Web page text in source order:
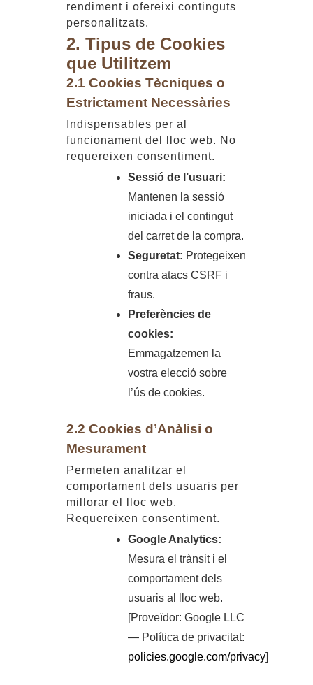
rendiment i ofereixi continguts
personalitzats.
2. Tipus de Cookies
que Utilitzem
2.1 Cookies Tècniques o
Estrictament Necessàries
Indispensables per al
funcionament del lloc web. No
requereixen consentiment.
Sessió de l’usuari:
Mantenen la sessió
iniciada i el contingut
del carret de la compra.
Seguretat: Protegeixen
contra atacs CSRF i
fraus.
Preferències de
cookies:
Emmagatzemen la
vostra elecció sobre
l’ús de cookies.
2.2 Cookies d’Anàlisi o
Mesurament
Permeten analitzar el
comportament dels usuaris per
millorar el lloc web.
Requereixen consentiment.
Google Analytics:
Mesura el trànsit i el
comportament dels
usuaris al lloc web.
[Proveïdor: Google LLC
— Política de privacitat:
policies.google.com/privacy]